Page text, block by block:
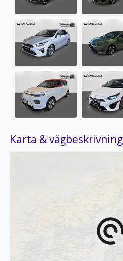
Karta & vägbeskrivning